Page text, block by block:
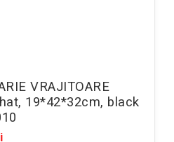
VRAJITOARE
19*42*32cm, black